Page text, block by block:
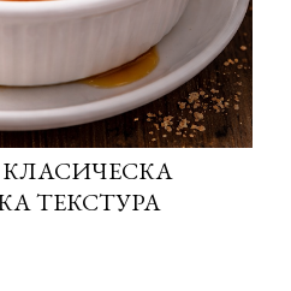
КЛАСИЧЕСКА
ТЕКСТУРА